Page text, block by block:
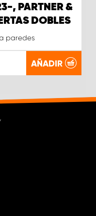
, PARTNER &
DOBLES
paredes
AÑADIR